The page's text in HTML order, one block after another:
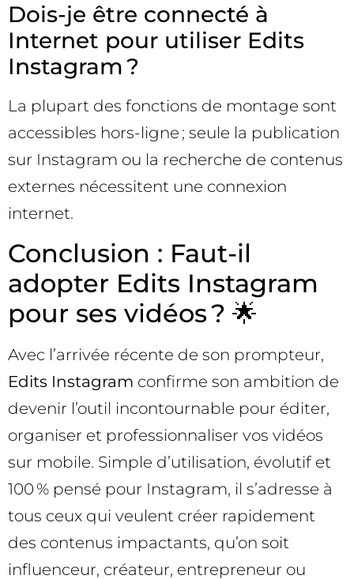
Dois-je être connecté à
Internet pour utiliser Edits
Instagram ?
La plupart des fonctions de montage sont
accessibles hors-ligne ; seule la publication
sur Instagram ou la recherche de contenus
externes nécessitent une connexion
internet.
Conclusion : Faut-il
adopter Edits Instagram
pour ses vidéos ? 🌟
Avec l’arrivée récente de son prompteur,
Edits Instagram confirme son ambition de
devenir l’outil incontournable pour éditer,
organiser et professionnaliser vos vidéos
sur mobile. Simple d’utilisation, évolutif et
100 % pensé pour Instagram, il s’adresse à
tous ceux qui veulent créer rapidement
des contenus impactants, qu’on soit
influenceur, créateur, entrepreneur ou